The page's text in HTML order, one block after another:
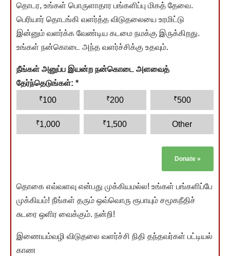
தொடர, உங்கள் பொருளாதார பங்களிப்பு மிகத் தேவை.
பெரியார் தொடங்கி வளர்த்த விடுதலையை உரமிட்டு
இன்னும் வளர்க்க வேண்டிய கடமை நமக்கு இருக்கிறது.
உங்கள் நன்கொடை அந்த வளர்ச்சிக்கு உதவும்.
நீங்கள் அனுப்ப இயன்ற நன்கொடை அளவைத்
தேர்ந்தெடுங்கள்: *
₹100 ₹200 ₹500
₹1,000 ₹1,500 Other
Donate »
தொகை எவ்வளவு என்பது முக்கியமல்ல! உங்கள் பங்களிப்பே
முக்கியம்! நீங்கள் தரும் ஒவ்வொரு ரூபாயும் சமூகநீதிச்
சுடரை ஒளிர வைக்கும். நன்றி!
இணையம்வழி விடுதலை வளர்ச்சி நிதி தந்தவர்கள் பட்டியல்
காண